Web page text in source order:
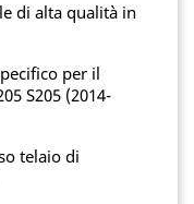
di alta qualità in
per il
S205 (2014-
telaio di